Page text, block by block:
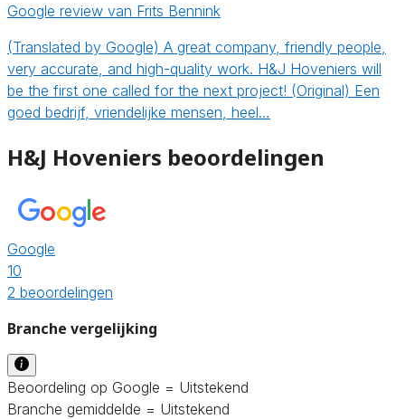
Google review van Frits Bennink
(Translated by Google) A great company, friendly people,
very accurate, and high-quality work. H&J Hoveniers will
be the first one called for the next project! (Original) Een
goed bedrijf, vriendelijke mensen, heel…
H&J Hoveniers beoordelingen
Google
10
2 beoordelingen
Branche vergelijking
Beoordeling op Google = Uitstekend
Branche gemiddelde = Uitstekend